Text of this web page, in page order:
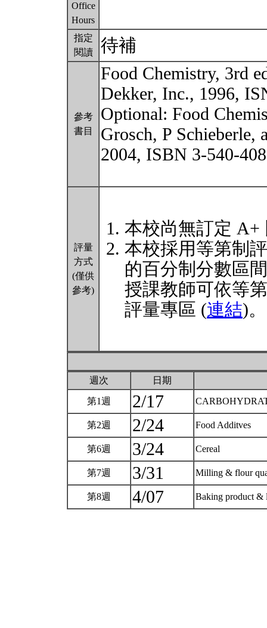
Office
Hours
指定
閱讀
待補
參考
書目
Food Chemistry, 3rd
Dekker, Inc., 1996,
Optional: Food
Grosch, P Schieberle,
2004, ISBN 3-540-
評量
方式
(僅供
參考)
本校尚無訂定 A+
本校採用等第制
的百分制分數區
授課教師可依等
評量專區 (連結)。
週次 日期
第1週 2/17
第2週 2/24 Food Additves
第6週 3/24 Cereal
第7週 3/31 Milling & flour
第8週 4/07 Baking product &